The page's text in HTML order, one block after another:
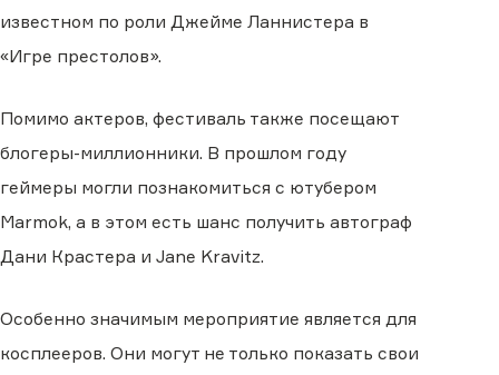
известном по роли Джейме Ланнистера в
«Игре престолов».
Помимо актеров, фестиваль также посещают
блогеры-миллионники. В прошлом году
геймеры могли познакомиться с ютубером
Marmok, а в этом есть шанс получить автограф
Дани Крастера и Jane Kravitz.
Особенно значимым мероприятие является для
косплееров. Они могут не только показать свои